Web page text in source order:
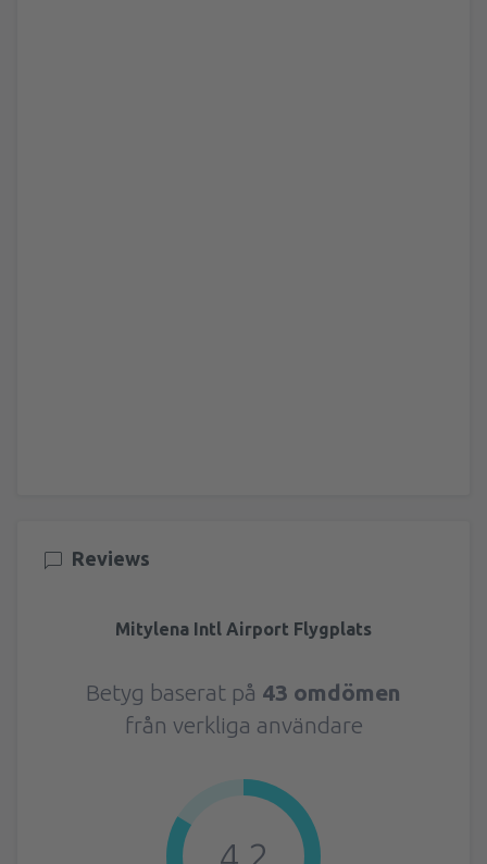
Reviews
Mitylena Intl Airport Flygplats
Betyg baserat på 43 omdömen
från verkliga användare